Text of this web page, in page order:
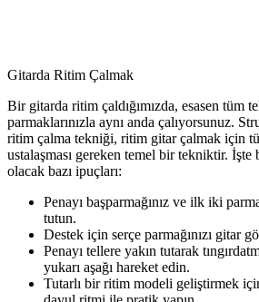
Gitarda Ritim Çalmak
Bir gitarda ritim çaldığımızda, esasen tüm
parmaklarınızla aynı anda çalıyorsunuz.
ritim çalma tekniği, ritim gitar çalmak için
ustalaşması gereken temel bir tekniktir. İşte
olacak bazı ipuçları:
Penayı başparmağınız ve ilk iki
tutun.
Destek için serçe parmağınızı gitar
Penayı tellere yakın tutarak
yukarı aşağı hareket edin.
Tutarlı bir ritim modeli geliştirmek